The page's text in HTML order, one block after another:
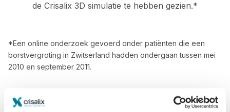
de Crisalix 3D simulatie te hebben gezien.*
*Een online onderzoek gevoerd onder patiënten die een
borstvergroting in Zwitserland hadden ondergaan tussen mei
2010 en september 2011.